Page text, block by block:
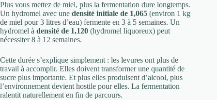
Plus vous mettez de miel, plus la fermentation dure longtemps.
Un hydromel avec une densité initiale de 1,065 (environ 1 kg
de miel pour 3 litres d’eau) fermente en 3 à 5 semaines. Un
hydromel à densité de 1,120 (hydromel liquoreux) peut
nécessiter 8 à 12 semaines.
Cette durée s’explique simplement : les levures ont plus de
travail à accomplir. Elles doivent transformer une quantité de
sucre plus importante. Et plus elles produisent d’alcool, plus
l’environnement devient hostile pour elles. La fermentation
ralentit naturellement en fin de parcours.